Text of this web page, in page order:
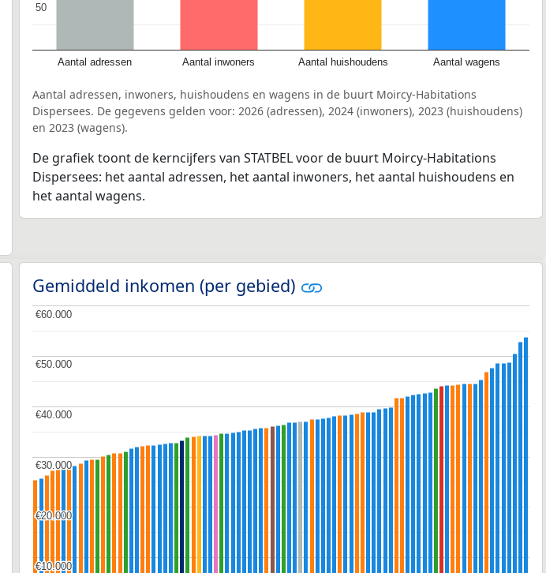
Aantal adressen Aantal inwoners Aantal huishoudens Aantal wagens
50
50
Aantal adressen, inwoners, huishoudens en wagens in de buurt Moircy-Habitations
Dispersees. De gegevens gelden voor: 2026 (adressen), 2024 (inwoners), 2023 (huishoudens)
en 2023 (wagens).
De grafiek toont de kerncijfers van STATBEL voor de buurt Moircy-Habitations
Dispersees: het aantal adressen, het aantal inwoners, het aantal huishoudens en
het aantal wagens.
Gemiddeld inkomen (per gebied)
€10.000
€10.000
€20.000
€20.000
€30.000
€30.000
€40.000
€40.000
€50.000
€50.000
€60.000
€60.000